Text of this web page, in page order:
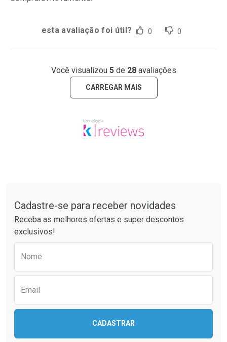
esta avaliação foi útil? 0 0
Você visualizou 5de 28avaliações
CARREGAR MAIS
Cadastre-se para receber novidades
Receba as melhores ofertas e super descontos
exclusivos!
Nome
Email
CADASTRAR